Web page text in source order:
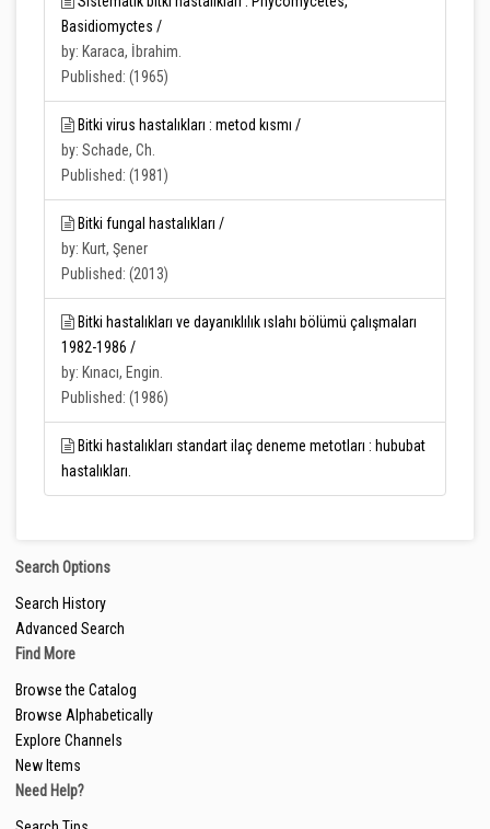
Basidiomyctes /
by: Karaca, İbrahim.
Published: (1965)
Bitki virus hastalıkları : metod kısmı /
by: Schade, Ch.
Published: (1981)
Bitki fungal hastalıkları /
by: Kurt, Şener
Published: (2013)
Bitki hastalıkları ve dayanıklılık ıslahı bölümü çalışmaları
1982-1986 /
by: Kınacı, Engin.
Published: (1986)
Bitki hastalıkları standart ilaç deneme metotları : hububat
hastalıkları.
Search Options
Search History
Advanced Search
Find More
Browse the Catalog
Browse Alphabetically
Explore Channels
New Items
Need Help?